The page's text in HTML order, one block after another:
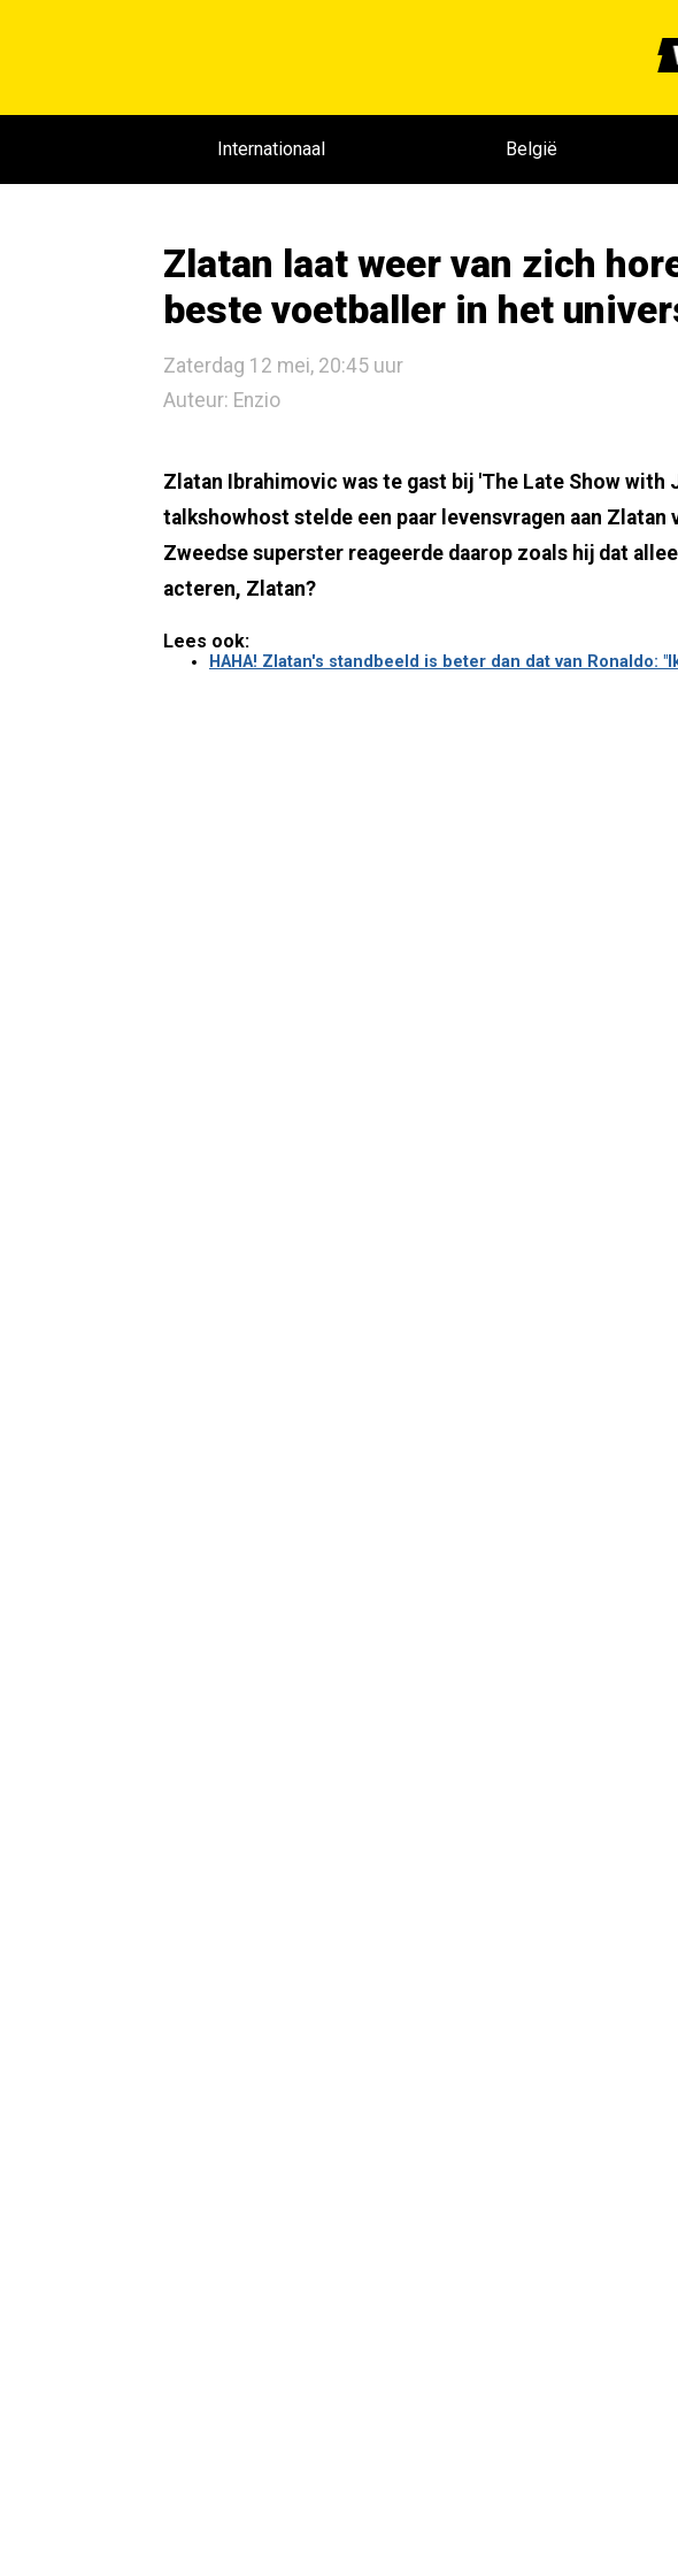
Internationaal België
Zlatan laat weer van zich
beste voetballer in het
Zaterdag 12 mei, 20:45 uur
Auteur: Enzio
Zlatan Ibrahimovic was te gast bij 'The Late Show with
talkshowhost stelde een paar levensvragen aan Zlatan
Zweedse superster reageerde daarop zoals hij dat
acteren, Zlatan?
Lees ook:
HAHA! Zlatan's standbeeld is beter dan dat van Ronaldo: